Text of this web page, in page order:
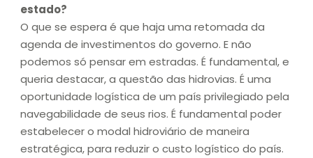
estado?
O que se espera é que haja uma retomada da
agenda de investimentos do governo. E não
podemos só pensar em estradas. É fundamental, e
queria destacar, a questão das hidrovias. É uma
oportunidade logística de um país privilegiado pela
navegabilidade de seus rios. É fundamental poder
estabelecer o modal hidroviário de maneira
estratégica, para reduzir o custo logístico do país.